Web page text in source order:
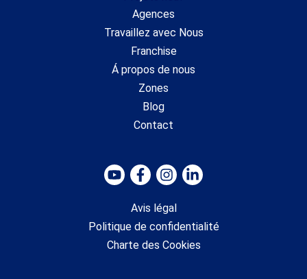
Agences
Travaillez avec Nous
Franchise
Á propos de nous
Zones
Blog
Contact
Avis légal
Politique de confidentialité
Charte des Cookies